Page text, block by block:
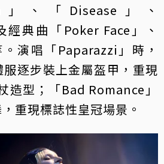
」、「Disease」、
經典曲「Poker Face」、
演唱「Paparazzi」時，
逐步裝上金屬盔甲，重現
造型；「Bad Romance」
重現標誌性皇冠場景。